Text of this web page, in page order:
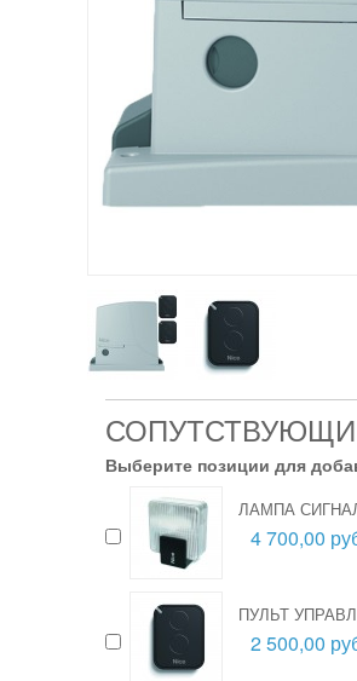
Выберите позиции для
ЛАМПА
4 700,00
ПУЛЬТ
2 500,00